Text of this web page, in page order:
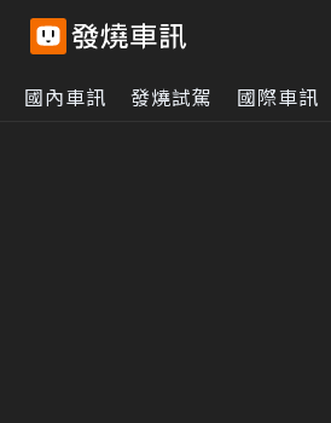
國內車訊 發燒試駕 國際車訊